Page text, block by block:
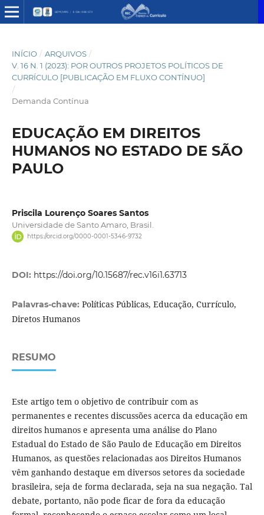
INÍCIO / ARQUIVOS /
V. 16 N. 1 (2023): POR OUTROS PROJETOS POLÍTICOS DE
CURRÍCULO [PUBLICAÇÃO EM FLUXO CONTÍNUO]
/
Demanda Contínua
EDUCAÇÃO EM DIREITOS
HUMANOS NO ESTADO DE SÃO
PAULO
Priscila Lourenço Soares Santos
Universidade de Santo Amaro, Brasil.
https://orcid.org/0000-0001-5346-9732
DOI: https://doi.org/10.15687/rec.v16i1.63713
Palavras-chave: Políticas Públicas, Educação, Currículo,
Diretos Humanos
RESUMO
Este artigo tem o objetivo de contribuir com as
permanentes e recentes discussões acerca da educação em
direitos humanos e apresenta uma análise do Plano
Estadual do Estado de São Paulo de Educação em Direitos
Humanos, as questões relacionadas aos Direitos Humanos
vêm ganhando destaque em diversos setores da sociedade
brasileira, seja de forma declarada, seja na sua negação. Tal
debate, portanto, não pode ficar de fora da educação